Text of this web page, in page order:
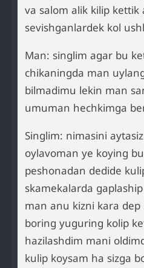
va salom alik kilip
sevishganlardek kol
Man: singlim agar bu
chikaningda man
bilmadimu lekin man
umuman hechkimga
Singlim: nimasini
oylavoman ye koying
peshonadan dedide
skamekalarda
man anu kizni kara
boring yuguring kolip
hazilashdim mani
kulip koysam ha sizga